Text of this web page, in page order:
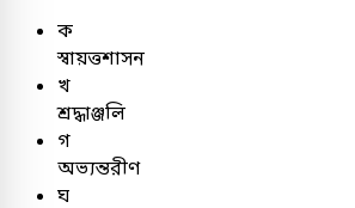
ক
স্বায়ত্তশাসন
খ
শ্রদ্ধাঞ্জলি
গ
অভ্যন্তরীণ
ঘ